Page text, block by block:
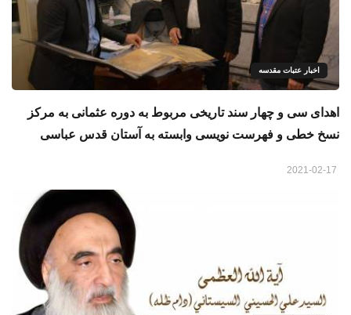
اخبار عتبات مقدسه
اهدای سی و چهار سند تاریخی مربوط به دوره عثمانی به مرکز
نسخ خطی و فهرست نویسی وابسته به آستان قدس عباسی